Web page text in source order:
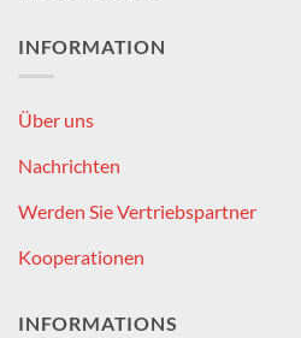
INFORMATION
Über uns
Nachrichten
Werden Sie Vertriebspartner
Kooperationen
INFORMATIONS